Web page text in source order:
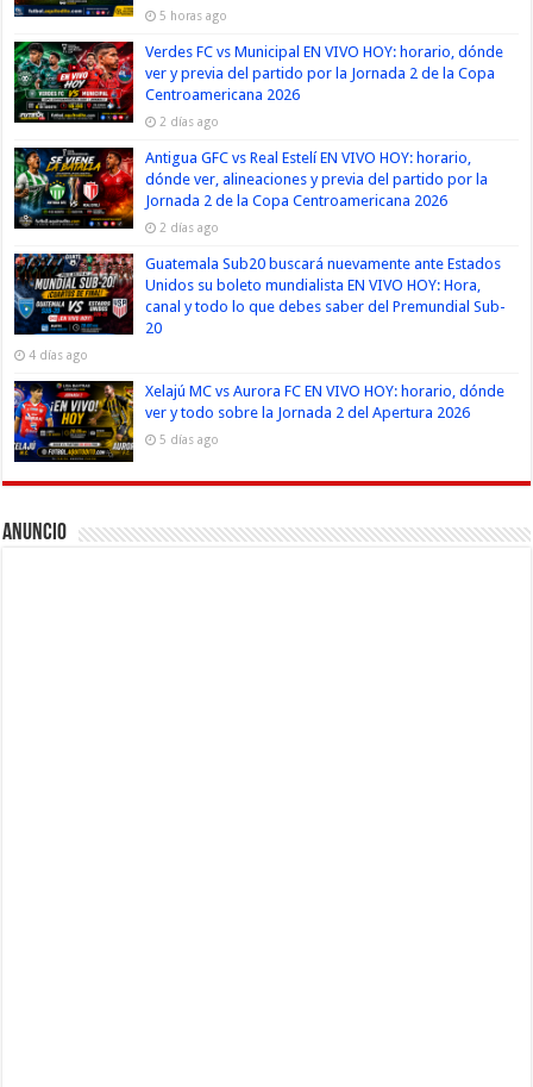
5 horas ago
Verdes FC vs Municipal EN VIVO HOY: horario, dónde
ver y previa del partido por la Jornada 2 de la Copa
Centroamericana 2026
2 días ago
Antigua GFC vs Real Estelí EN VIVO HOY: horario,
dónde ver, alineaciones y previa del partido por la
Jornada 2 de la Copa Centroamericana 2026
2 días ago
Guatemala Sub20 buscará nuevamente ante Estados
Unidos su boleto mundialista EN VIVO HOY: Hora,
canal y todo lo que debes saber del Premundial Sub-
20
4 días ago
Xelajú MC vs Aurora FC EN VIVO HOY: horario, dónde
ver y todo sobre la Jornada 2 del Apertura 2026
5 días ago
Anuncio